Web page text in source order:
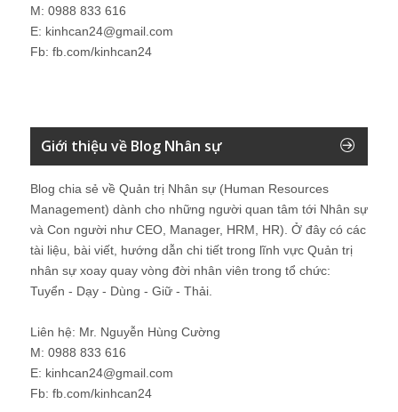
M: 0988 833 616
E: kinhcan24@gmail.com
Fb: fb.com/kinhcan24
Giới thiệu về Blog Nhân sự
Blog chia sẻ về Quản trị Nhân sự (Human Resources
Management) dành cho những người quan tâm tới Nhân sự
và Con người như CEO, Manager, HRM, HR). Ở đây có các
tài liệu, bài viết, hướng dẫn chi tiết trong lĩnh vực Quản trị
nhân sự xoay quay vòng đời nhân viên trong tổ chức:
Tuyển - Dạy - Dùng - Giữ - Thải.
Liên hệ: Mr. Nguyễn Hùng Cường
M: 0988 833 616
E: kinhcan24@gmail.com
Fb: fb.com/kinhcan24